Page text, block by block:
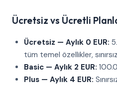
Ücretsiz vs Ücretli
Ücretsiz — Aylık 0 EUR:
tüm temel özellikler,
Basic — Aylık 2 EUR:
Plus — Aylık 4 EUR: